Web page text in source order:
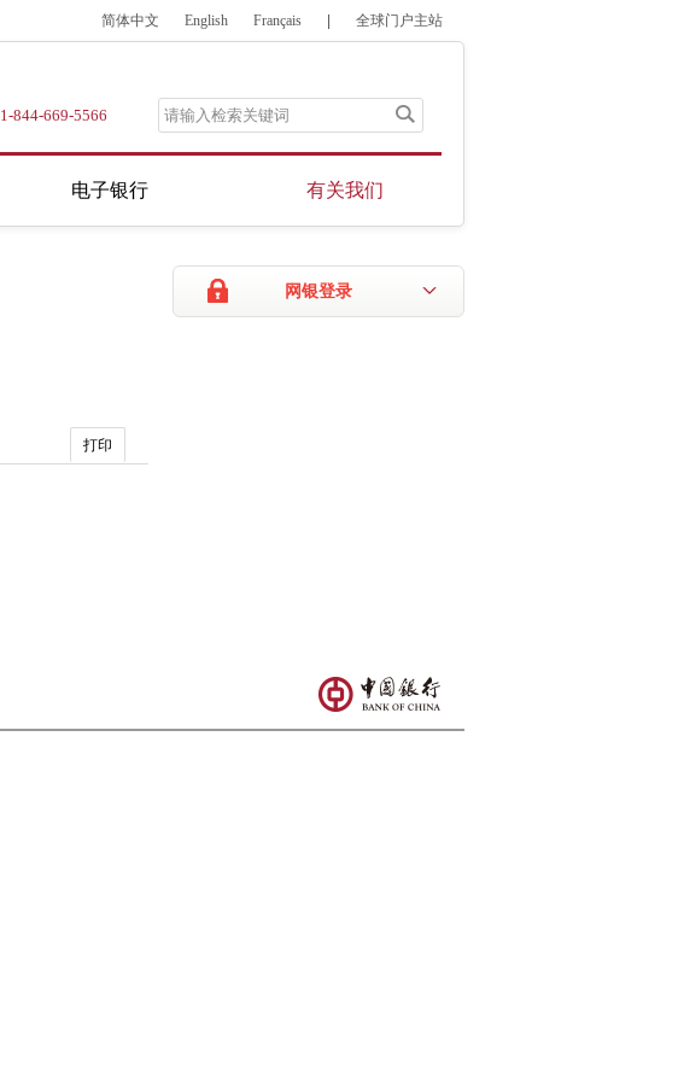
简体中文 English Français 全球门户主站
1-844-669-5566
电子银行 有关我们
网银登录
打印